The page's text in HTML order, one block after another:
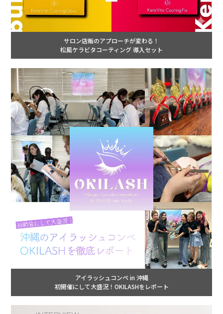
サロン店販のアプローチが変わる！
松風ケラビタコーティング 導入セット
アイラッシュコンペ in 沖縄
初開催にして大盛況！OKILASHをレポート